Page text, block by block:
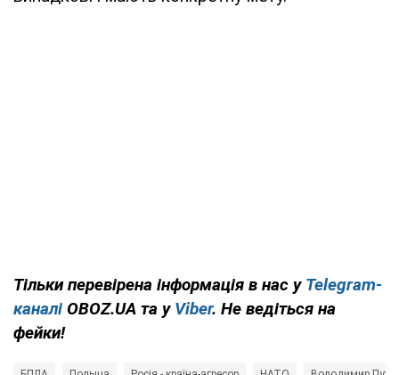
Тільки перевірена інформація в нас у Telegram-
каналі OBOZ.UA та у Viber. Не ведіться на
фейки!